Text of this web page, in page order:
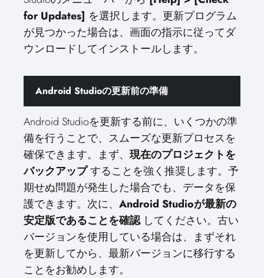
for Updates] を選択します。更新プログラム
が見つかった場合は、画面の指示に従ってダ
ウンロードしてインストールします。
Android Studioの更新前の準備
Android Studioを更新する前に、いくつかの準
備を行うことで、スムーズな更新プロセスを
確保できます。まず、 現在のプロジェクトを
バックアップすることを強く推奨します。予
期せぬ問題が発生した場合でも、データを保
護できます。次に、 Android Studioが最新の
安定版であることを確認してください。古い
バージョンを使用している場合は、まずそれ
を更新してから、最新バージョンに移行する
ことをお勧めします。